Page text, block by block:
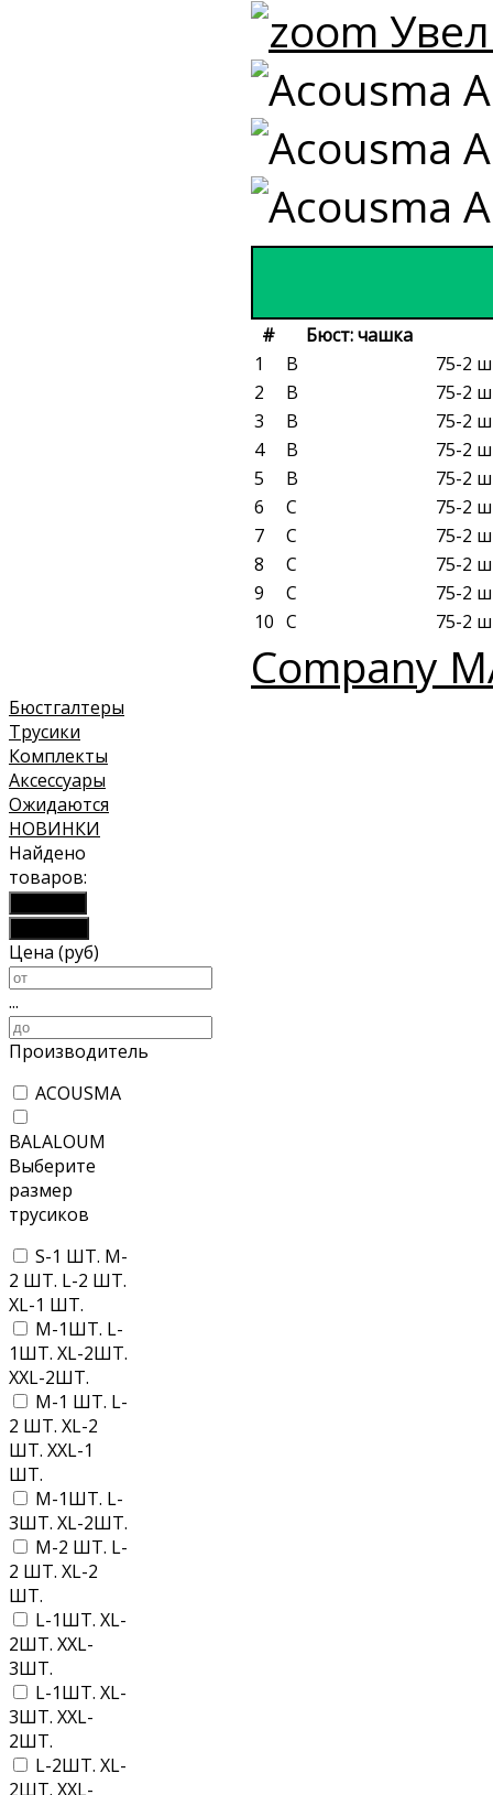
#
Бюст: чашка
1
B
75-2
2
B
75-2
3
B
75-2
4
B
75-2
5
B
75-2
6
C
75-2
7
C
75-2
8
C
75-2
9
C
75-2
10 C 75-2
Company
Бюстгалтеры
Трусики
Комплекты
Аксессуары
Ожидаются
НОВИНКИ
Найдено
товаров:
Цена (руб)
...
Производитель
ACOUSMA
BALALOUM
Выберите
размер
трусиков
S-1 ШТ. M-
2 ШТ. L-2 ШТ.
XL-1 ШТ.
M-1ШТ. L-
1ШТ. XL-2ШТ.
XXL-2ШТ.
M-1 ШТ. L-
2 ШТ. XL-2
ШТ. XXL-1
ШТ.
M-1ШТ. L-
3ШТ. XL-2ШТ.
M-2 ШТ. L-
2 ШТ. XL-2
ШТ.
L-1ШТ. XL-
2ШТ. XXL-
3ШТ.
L-1ШТ. XL-
3ШТ. XXL-
2ШТ.
L-2ШТ. XL-
2ШТ. XXL-